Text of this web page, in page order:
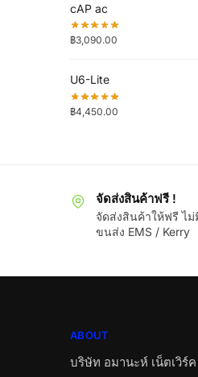
cAP ac
฿3,090.00
U6-Lite
฿4,450.00
จัดส่งสินค้าฟรี !
จัดส่งสินค้าให้ฟรี ไ
ขนส่ง EMS / Kerry
ABOUT
บริษัท อมานะห์ เน็ตเวิร์